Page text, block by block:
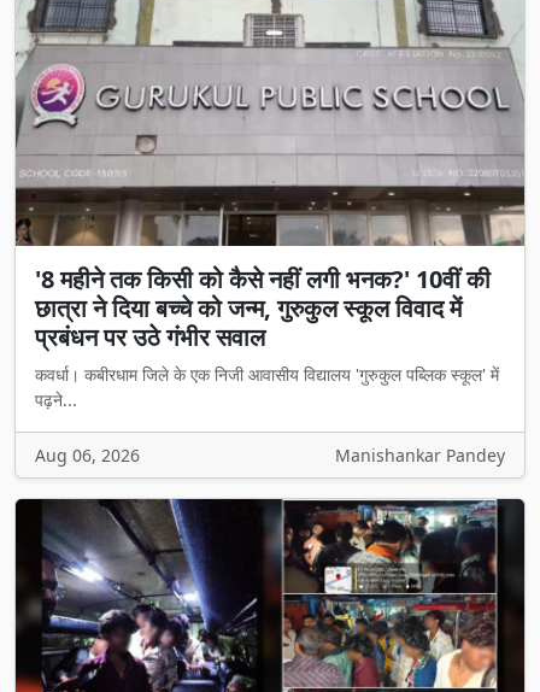
'8 महीने तक किसी को कैसे नहीं लगी भनक?' 10वीं की
छात्रा ने दिया बच्चे को जन्म, गुरुकुल स्कूल विवाद में
प्रबंधन पर उठे गंभीर सवाल
कवर्धा। कबीरधाम जिले के एक निजी आवासीय विद्यालय 'गुरुकुल पब्लिक स्कूल' में
पढ़ने...
Aug 06, 2026 Manishankar Pandey